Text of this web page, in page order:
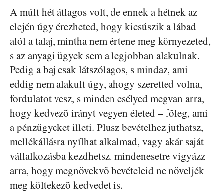
A múlt hét átlagos volt, de ennek a hétnek az
elején úgy érezheted, hogy kicsúszik a lábad
alól a talaj, mintha nem értene meg környezeted,
s az anyagi ügyek sem a legjobban alakulnak.
Pedig a baj csak látszólagos, s mindaz, ami
eddig nem alakult úgy, ahogy szeretted volna,
fordulatot vesz, s minden esélyed megvan arra,
hogy kedvezõ irányt vegyen életed – fõleg, ami
a pénzügyeket illeti. Plusz bevételhez juthatsz,
mellékállásra nyílhat alkalmad, vagy akár saját
vállalkozásba kezdhetsz, mindenesetre vigyázz
arra, hogy megnövekvõ bevételeid ne növeljék
meg költekezõ kedvedet is.